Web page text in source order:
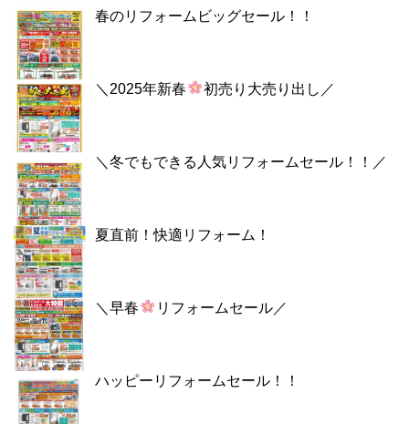
春のリフォームビッグセール！！
＼2025年新春 初売り大売り出し／
＼冬でもできる人気リフォームセール！！／
夏直前！快適リフォーム！
＼早春 リフォームセール／
ハッピーリフォームセール！！